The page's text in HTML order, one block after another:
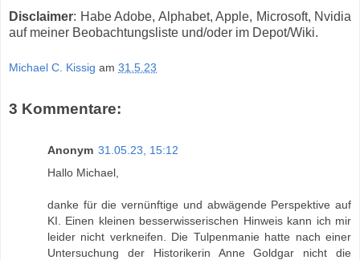
Disclaimer: Habe Adobe, Alphabet, Apple, Microsoft, Nvidia
auf meiner Beobachtungsliste und/oder im Depot/Wiki.
Michael C. Kissig am 31.5.23
3 Kommentare:
Anonym 31.05.23, 15:12
Hallo Michael,
danke für die vernünftige und abwägende Perspektive auf
KI. Einen kleinen besserwisserischen Hinweis kann ich mir
leider nicht verkneifen. Die Tulpenmanie hatte nach einer
Untersuchung der Historikerin Anne Goldgar nicht die